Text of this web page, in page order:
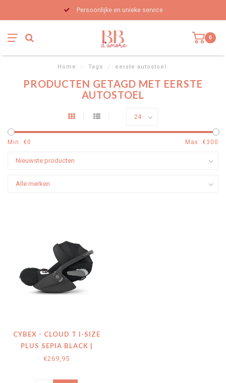
Persoonlijke en unieke service
0
Home / Tags / eerste autostoel
PRODUCTEN GETAGD MET EERSTE
AUTOSTOEL
Min: €0 Max: €300
CYBEX - CLOUD T I-SIZE
PLUS SEPIA BLACK |
BLACK
€269,95